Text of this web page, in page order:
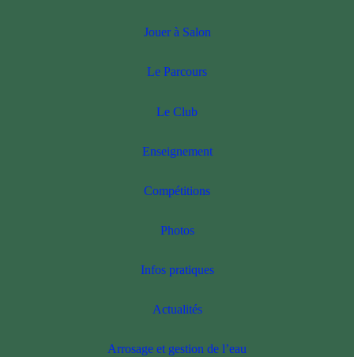
Jouer à Salon
Le Parcours
Le Club
Enseignement
Compétitions
Photos
Infos pratiques
Actualités
Arrosage et gestion de l’eau